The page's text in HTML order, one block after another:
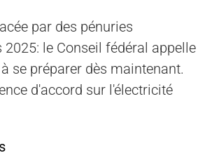
par des pénuries
2025: le Conseil fédéral appelle
se préparer dès maintenant.
d'accord sur l'électricité